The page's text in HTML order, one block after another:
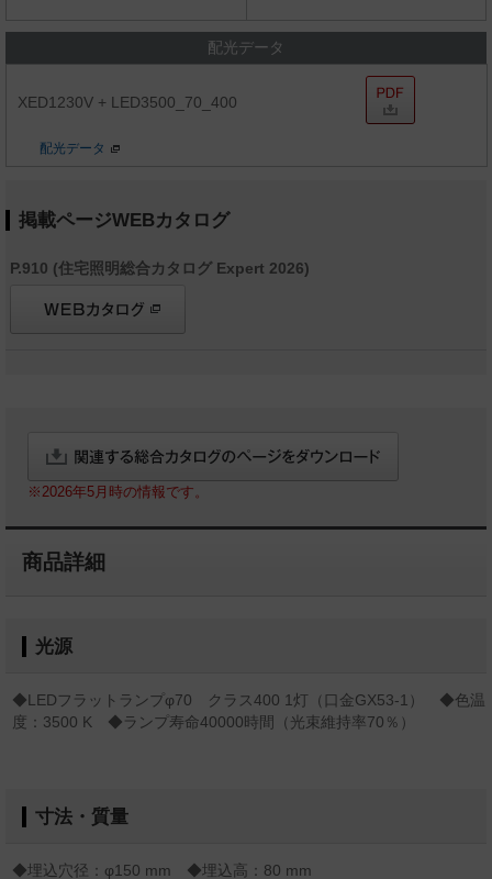
配光データ
XED1230V + LED3500_70_400
配光データ
掲載ページWEBカタログ
P.910 (住宅照明総合カタログ Expert 2026)
※2026年5月時の情報です。
商品詳細
光源
◆LEDフラットランプφ70 クラス400 1灯（口金GX53-1） ◆色温
度：3500 K ◆ランプ寿命40000時間（光束維持率70％）
寸法・質量
◆埋込穴径：φ150 mm ◆埋込高：80 mm